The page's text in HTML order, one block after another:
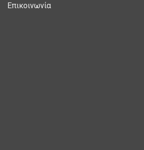
Επικοινωνία